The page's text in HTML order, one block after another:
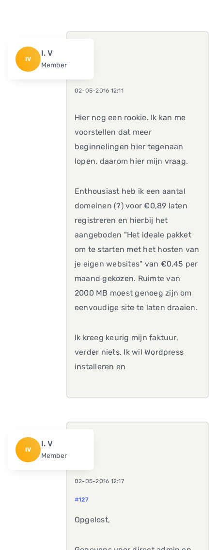
IV
I. V
Member
02-05-2016 12:11
Hier nog een rookie. Ik kan me
voorstellen dat meer
beginnelingen hier tegenaan
lopen, daarom hier mijn vraag.
Enthousiast heb ik een aantal
domeinen (?) voor €0,89 laten
registreren en hierbij het
aangeboden "Het ideale pakket
om te starten met het hosten van
je eigen websites" van €0,45 per
maand gekozen. Ruimte van
2000 MB moest genoeg zijn om
eenvoudige site te laten draaien.
Ik kreeg keurig mijn faktuur,
verder niets. Ik wil Wordpress
installeren en
IV
I. V
Member
02-05-2016 12:17
#127
Opgelost,